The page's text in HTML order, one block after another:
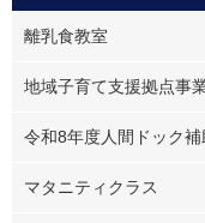
離乳食教室
地域子育て支援拠点事
令和8年度人間ドック
マタニティクラス